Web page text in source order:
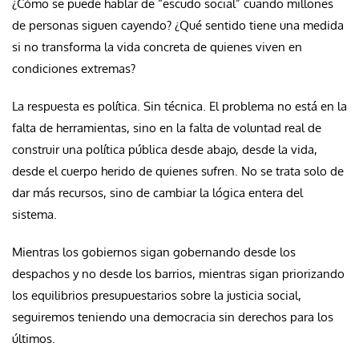
¿Cómo se puede hablar de “escudo social” cuando millones
de personas siguen cayendo? ¿Qué sentido tiene una medida
si no transforma la vida concreta de quienes viven en
condiciones extremas?
La respuesta es política. Sin técnica. El problema no está en la
falta de herramientas, sino en la falta de voluntad real de
construir una política pública desde abajo, desde la vida,
desde el cuerpo herido de quienes sufren. No se trata solo de
dar más recursos, sino de cambiar la lógica entera del
sistema.
Mientras los gobiernos sigan gobernando desde los
despachos y no desde los barrios, mientras sigan priorizando
los equilibrios presupuestarios sobre la justicia social,
seguiremos teniendo una democracia sin derechos para los
últimos.